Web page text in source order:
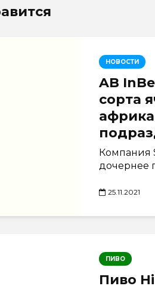
НОВОСТИ
AB
сорта
Компания
дочернее
25.11.2021
ПИВО
Пиво